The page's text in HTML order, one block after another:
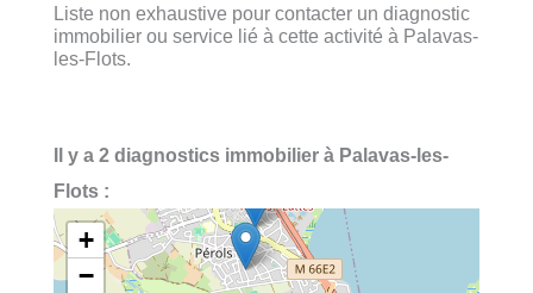
Liste non exhaustive pour contacter un diagnostic
immobilier ou service lié à cette activité à Palavas-
les-Flots.
Il y a 2 diagnostics immobilier à Palavas-les-
Flots :
+
−